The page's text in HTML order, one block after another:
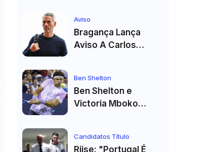
Acusado De Estupro
E Sequestro
Aviso
Bragança Lança
Aviso A Carlos
O Sp. Braga
Ben Shelton
Ben Shelton e
Victoria Mboko
Masters 1000 de
Candidatos Título
Riise: "Portugal É